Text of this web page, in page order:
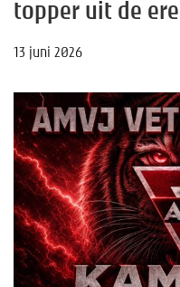
topper uit de
13 juni 2026